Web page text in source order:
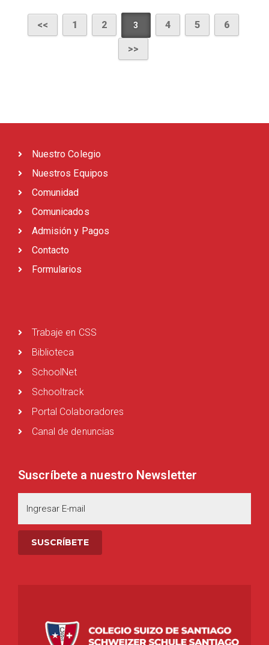
1 2 3 4 5 6
Nuestro Colegio
Nuestros Equipos
Comunidad
Comunicados
Admisión y Pagos
Contacto
Formularios
Trabaje en CSS
Biblioteca
SchoolNet
Schooltrack
Portal Colaboradores
Canal de denuncias
Suscríbete a nuestro Newsletter